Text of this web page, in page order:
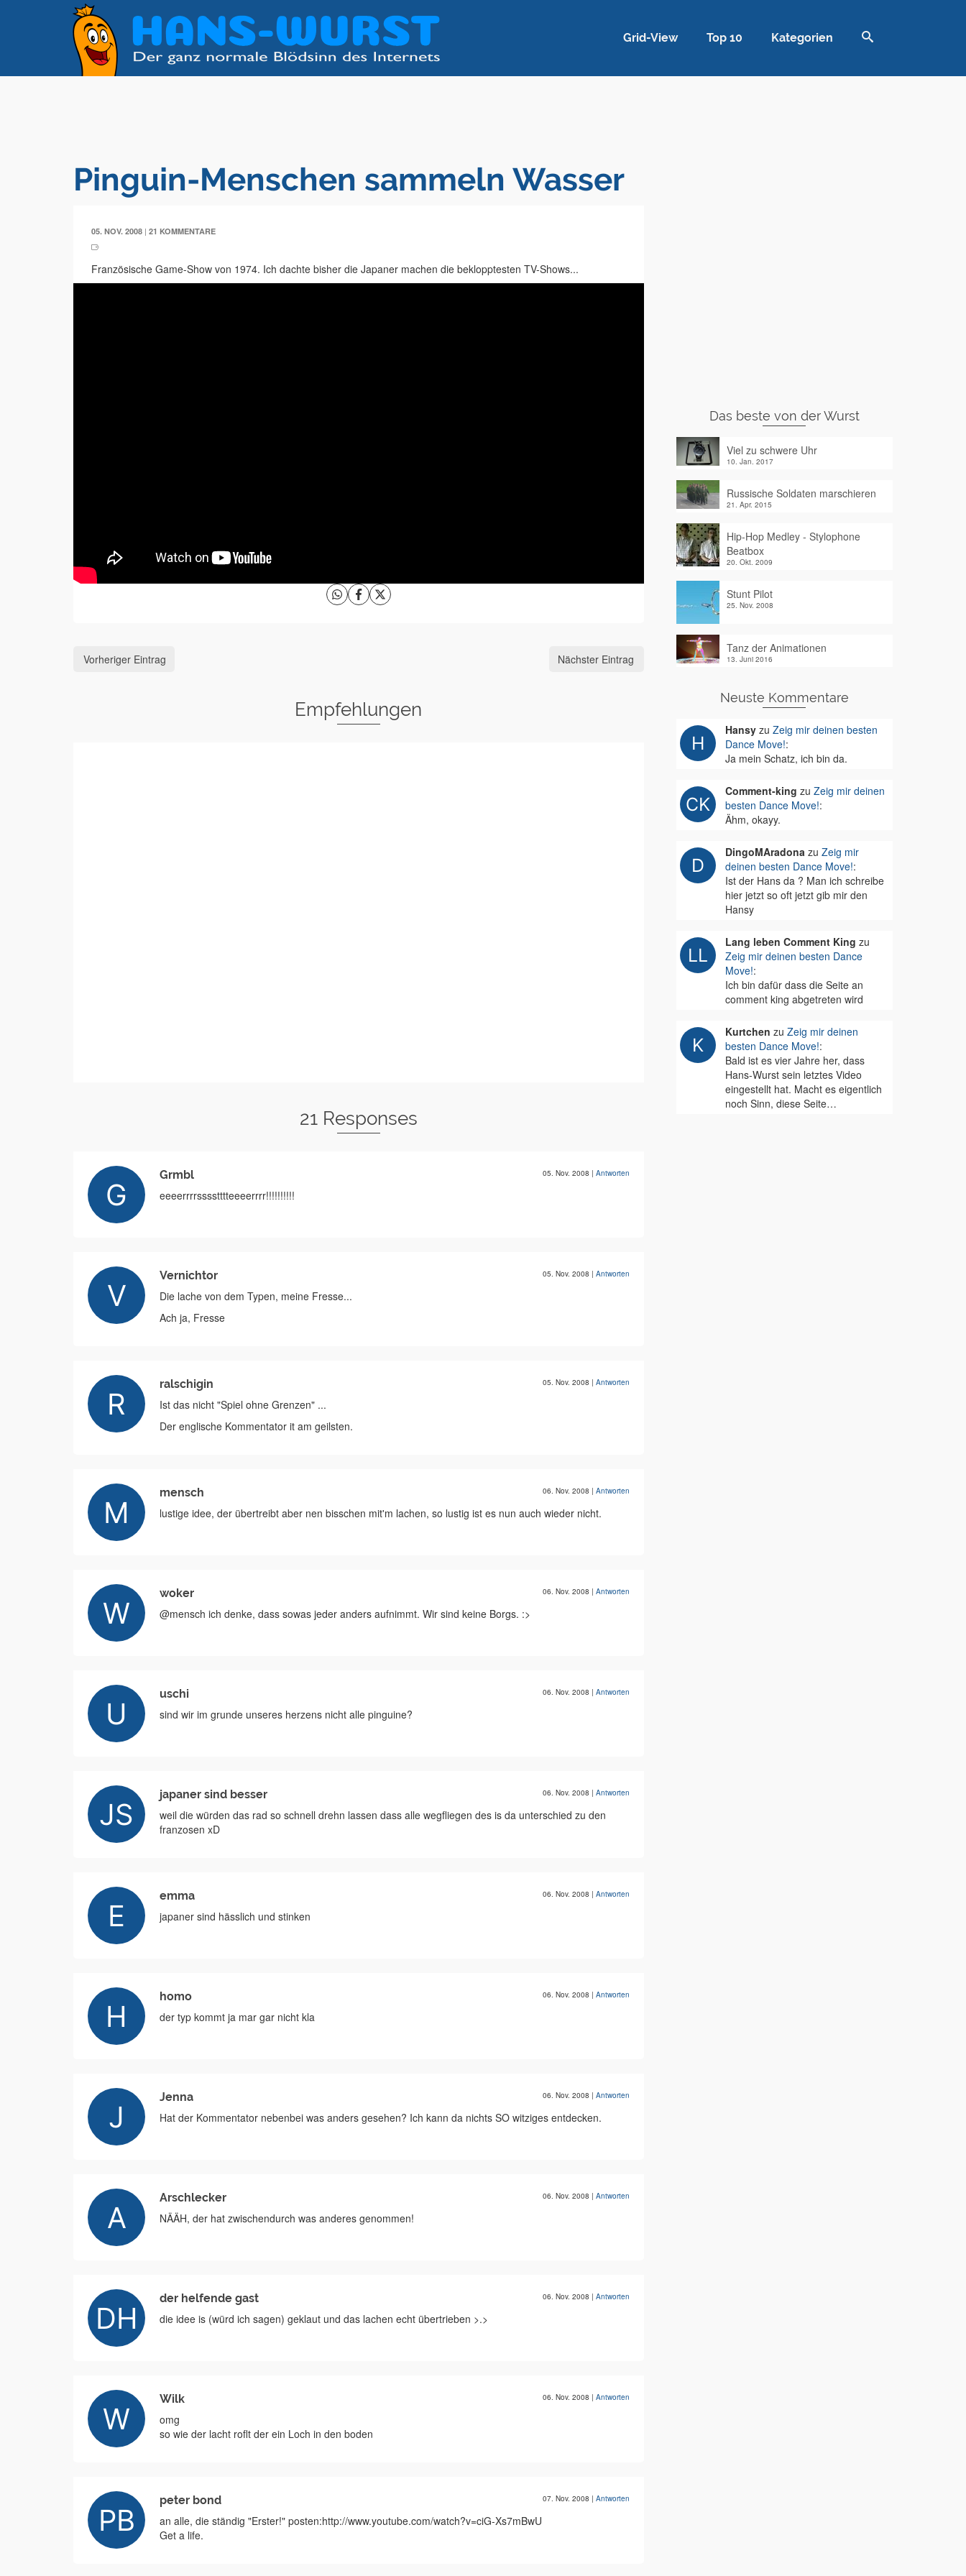
Grid-View Top 10 Kategorien
Pinguin-Menschen sammeln Wasser
05. NOV. 2008 | 21 KOMMENTARE
Französische Game-Show von 1974. Ich dachte bisher die Japaner machen die beklopptesten TV-Shows...
Vorheriger Eintrag Nächster Eintrag
Empfehlungen
21 Responses
Grmbl 05. Nov. 2008 | Antworten
eeeerrrrsssstttteeeerrrr!!!!!!!!!!
Vernichtor 05. Nov. 2008 | Antworten
Die lache von dem Typen, meine Fresse...
Ach ja, Fresse
ralschigin 05. Nov. 2008 | Antworten
Ist das nicht "Spiel ohne Grenzen" ...
Der englische Kommentator it am geilsten.
mensch 06. Nov. 2008 | Antworten
lustige idee, der übertreibt aber nen bisschen mit'm lachen, so lustig ist es nun auch wieder nicht.
woker 06. Nov. 2008 | Antworten
@mensch ich denke, dass sowas jeder anders aufnimmt. Wir sind keine Borgs. :>
uschi 06. Nov. 2008 | Antworten
sind wir im grunde unseres herzens nicht alle pinguine?
japaner sind besser 06. Nov. 2008 | Antworten
weil die würden das rad so schnell drehn lassen dass alle wegfliegen des is da unterschied zu den
franzosen xD
emma 06. Nov. 2008 | Antworten
japaner sind hässlich und stinken
homo 06. Nov. 2008 | Antworten
der typ kommt ja mar gar nicht kla
Jenna 06. Nov. 2008 | Antworten
Hat der Kommentator nebenbei was anders gesehen? Ich kann da nichts SO witziges entdecken.
Arschlecker 06. Nov. 2008 | Antworten
NÄÄH, der hat zwischendurch was anderes genommen!
der helfende gast 06. Nov. 2008 | Antworten
die idee is (würd ich sagen) geklaut und das lachen echt übertrieben >.>
Wilk 06. Nov. 2008 | Antworten
omg
so wie der lacht roflt der ein Loch in den boden
peter bond 07. Nov. 2008 | Antworten
an alle, die ständig "Erster!" posten:http://www.youtube.com/watch?v=ciG-Xs7mBwU
Get a life.
Das beste von der Wurst
Viel zu schwere Uhr
10. Jan. 2017
Russische Soldaten marschieren
21. Apr. 2015
Hip-Hop Medley - Stylophone
Beatbox
20. Okt. 2009
Stunt Pilot
25. Nov. 2008
Tanz der Animationen
13. Juni 2016
Neuste Kommentare
Hansyzu Zeig mir deinen besten
Dance Move!:
Ja mein Schatz, ich bin da.
Comment-king zu Zeig mir deinen
besten Dance Move!:
Ähm, okayy.
DingoMAradonazu Zeig mir
deinen besten Dance Move!:
Ist der Hans da ? Man ich schreibe
hier jetzt so oft jetzt gib mir den
Hansy
Lang leben Comment King zu
Zeig mir deinen besten Dance
Move!:
Ich bin dafür dass die Seite an
comment king abgetreten wird
Kurtchen zu Zeig mir deinen
besten Dance Move!:
Bald ist es vier Jahre her, dass
Hans-Wurst sein letztes Video
eingestellt hat. Macht es eigentlich
noch Sinn, diese Seite…